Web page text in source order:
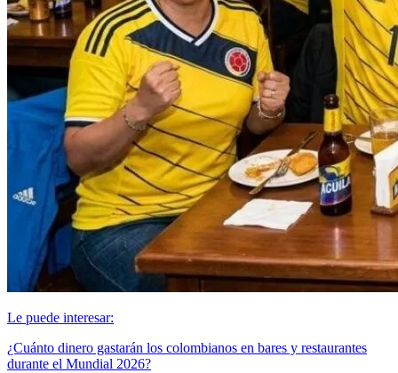
Le puede interesar:
¿Cuánto dinero gastarán los colombianos en bares y restaurantes
durante el Mundial 2026?